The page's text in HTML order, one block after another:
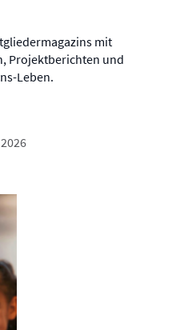
mit
Projektberichten und
Leben.